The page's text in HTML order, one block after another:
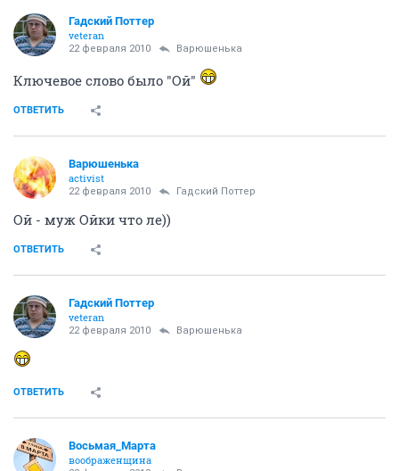
Гадский Поттер
veteran
22 февраля 2010 Варюшенька
Ключевое слово было "Ой"
ОТВЕТИТЬ
Варюшенька
activist
22 февраля 2010 Гадский Поттер
Ой - муж Ойки что ле))
ОТВЕТИТЬ
Гадский Поттер
veteran
22 февраля 2010 Варюшенька
ОТВЕТИТЬ
Восьмая_Марта
воображенщина